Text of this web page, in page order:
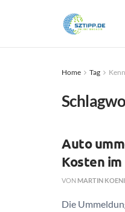
Home Tag
Auto
Kosten
VON MARTIN
Die